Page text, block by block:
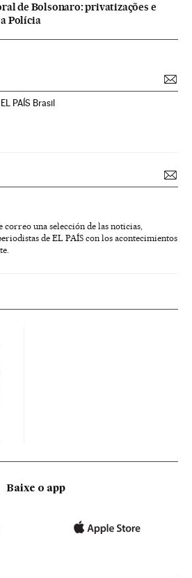
de Bolsonaro: privatizações e
Polícia
PAÍS Brasil
correo una selección de las noticias,
de EL PAÍS con los acontecimientos
Baixe o app